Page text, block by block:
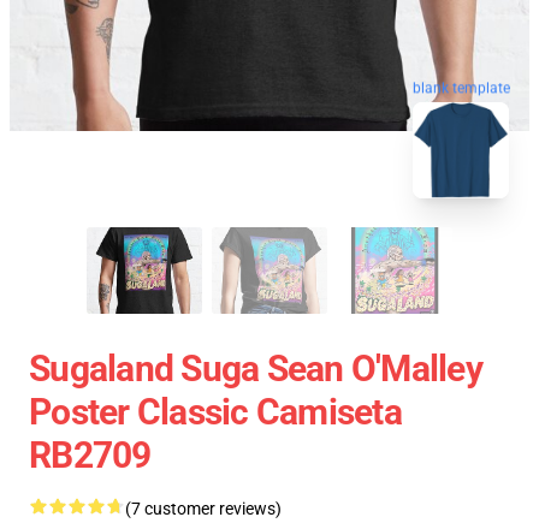
blank template
Sugaland Suga Sean O'Malley
Poster Classic Camiseta
RB2709
(7 customer reviews)